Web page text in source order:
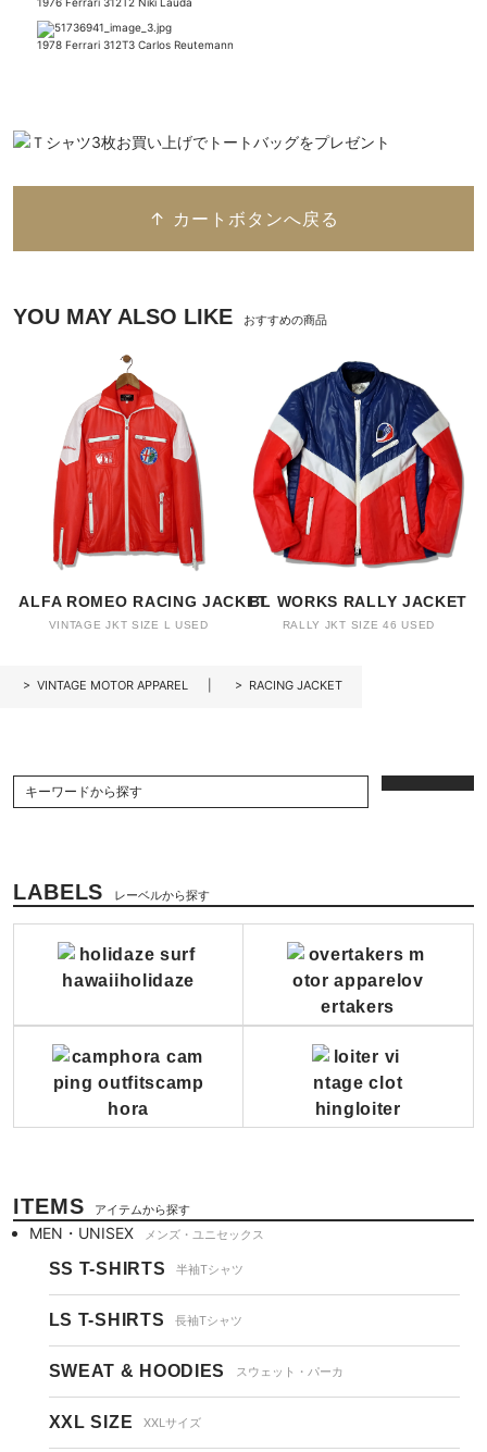
1978 Ferrari 312T3 Carlos Reutemann
↑ カートボタンへ戻る
YOU MAY ALSO LIKE おすすめの商品
ALFA ROMEO RACING JACKET
VINTAGE JKT SIZE L USED
BL WORKS RALLY JACKET
RALLY JKT SIZE 46 USED
>VINTAGE MOTOR APPAREL > RACING JACKET
LABELS レーベルから探す
ITEMS アイテムから探す
MEN・UNISEX メンズ・ユニセックス
SS T-SHIRTS 半袖Tシャツ
LS T-SHIRTS 長袖Tシャツ
SWEAT & HOODIES スウェット・パーカ
XXL SIZE XXLサイズ